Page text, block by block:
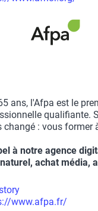
ans, l'Afpa est le
qualifiante.
changé : vous former
à notre agence
achat média,
www.afpa.fr/